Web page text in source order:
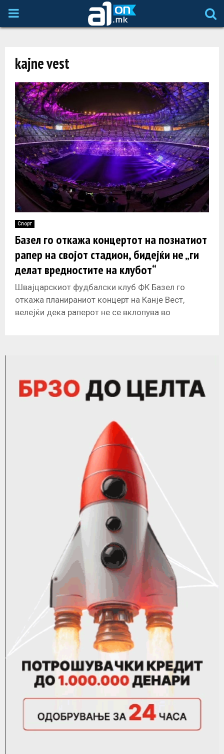
P
M
A
R
M
E
N
U
kajne vest
Спорт
Базел го откажа концертот на познатиот
рапер на својот стадион, бидејќи не „ги
делат вредностите на клубот“
Швајцарскиот фудбалски клуб ФК Базел го
откажа планираниот концерт на Канје Вест,
велејќи дека раперот не се вклопува во